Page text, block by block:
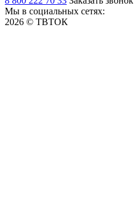
Мы в социальных сетях:
2026 © ТВТОК